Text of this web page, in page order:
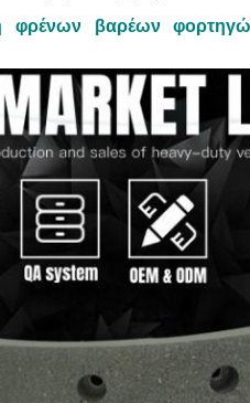
φρένων βαρέων